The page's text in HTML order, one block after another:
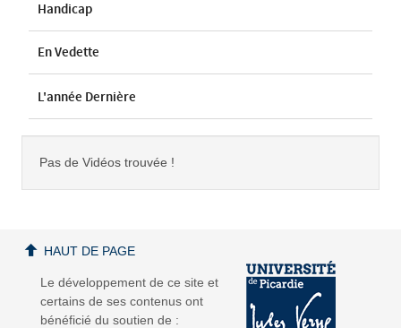
Handicap
En Vedette
L'année Dernière
Pas de Vidéos trouvée !
Le développement de ce site et
certains de ses contenus ont
bénéficié du soutien de :
HAUT DE PAGE